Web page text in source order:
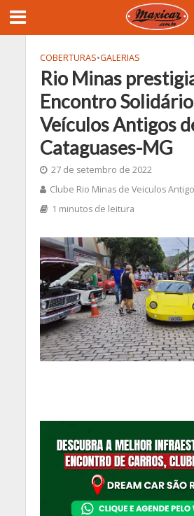
COBERTURAS•GALERIAS
Rio Minas
Encontro
Veículos Antigos
Cataguases-MG
27 de setembro de 2022
Clube Rio Minas de Veiculos
1 minutos de leitura